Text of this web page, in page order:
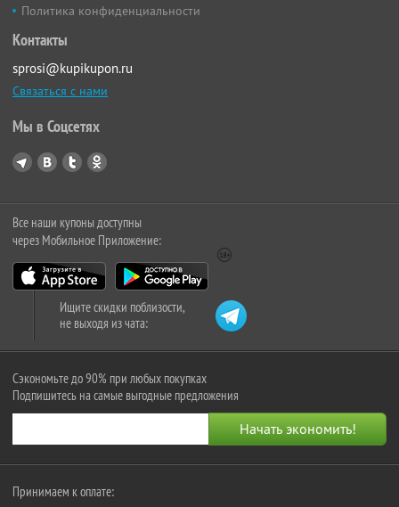
Политика конфиденциальности
Контакты
sprosi@kupikupon.ru
Связаться с нами
Мы в Соцсетях
Все наши купоны доступны
через Мобильное Приложение:
Ищите скидки поблизости,
не выходя из чата:
Сэкономьте до 90% при любых покупках
Подпишитесь на самые выгодные предложения
Принимаем к оплате: